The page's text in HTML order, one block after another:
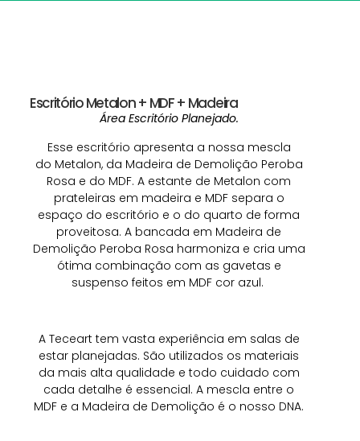
Escritório Metalon + MDF + Madeira
Área Escritório Planejado.
Esse escritório apresenta a nossa mescla
do Metalon, da Madeira de Demolição Peroba
Rosa e do MDF. A estante de Metalon com
prateleiras em madeira e MDF separa o
espaço do escritório e o do quarto de forma
proveitosa. A bancada em Madeira de
Demolição Peroba Rosa harmoniza e cria uma
ótima combinação com as gavetas e
suspenso feitos em MDF cor azul.
A Teceart tem vasta experiência em salas de
estar planejadas. São utilizados os materiais
da mais alta qualidade e todo cuidado com
cada detalhe é essencial. A mescla entre o
MDF e a Madeira de Demolição é o nosso DNA.